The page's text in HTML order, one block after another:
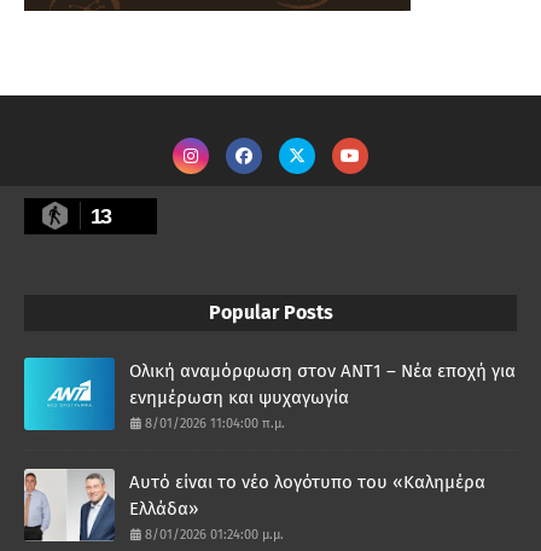
13
Popular Posts
Ολική αναμόρφωση στον ΑΝΤ1 – Νέα εποχή για
ενημέρωση και ψυχαγωγία
8/01/2026 11:04:00 π.μ.
Αυτό είναι το νέο λογότυπο του «Καλημέρα
Ελλάδα»
8/01/2026 01:24:00 μ.μ.